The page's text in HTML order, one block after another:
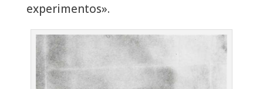
experimentos».